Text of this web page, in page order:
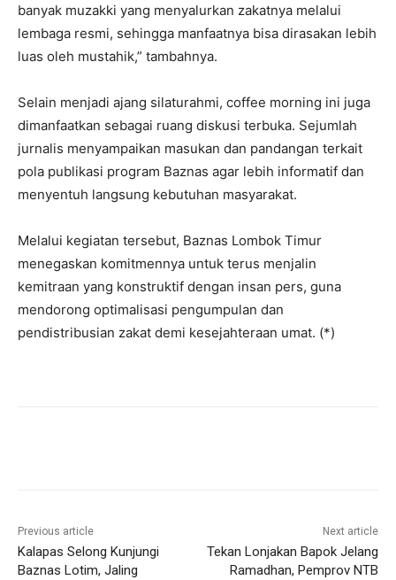
banyak muzakki yang menyalurkan zakatnya melalui
lembaga resmi, sehingga manfaatnya bisa dirasakan lebih
luas oleh mustahik,” tambahnya.
Selain menjadi ajang silaturahmi, coffee morning ini juga
dimanfaatkan sebagai ruang diskusi terbuka. Sejumlah
jurnalis menyampaikan masukan dan pandangan terkait
pola publikasi program Baznas agar lebih informatif dan
menyentuh langsung kebutuhan masyarakat.
Melalui kegiatan tersebut, Baznas Lombok Timur
menegaskan komitmennya untuk terus menjalin
kemitraan yang konstruktif dengan insan pers, guna
mendorong optimalisasi pengumpulan dan
pendistribusian zakat demi kesejahteraan umat. (*)
Previous article
Kalapas Selong Kunjungi
Baznas Lotim, Jaling
Next article
Tekan Lonjakan Bapok Jelang
Ramadhan, Pemprov NTB